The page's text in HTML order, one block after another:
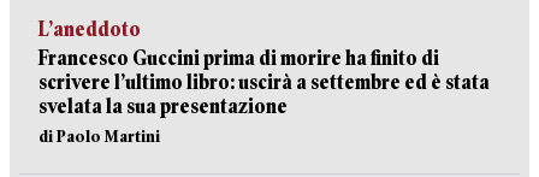
L’aneddoto
Francesco Guccini prima di morire ha finito di
scrivere l’ultimo libro: uscirà a settembre ed è stata
svelata la sua presentazione
di Paolo Martini